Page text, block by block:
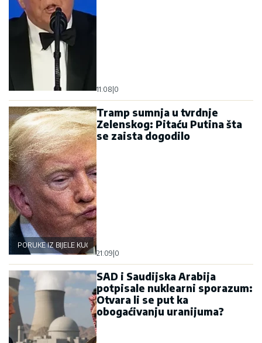
11:08 0
PORUKE IZ BIJELE KUĆE
Tramp sumnja u tvrdnje
Zelenskog: Pitaću Putina šta
se zaista dogodilo
21:09 0
SAD i Saudijska Arabija
potpisale nuklearni sporazum:
Otvara li se put ka
obogaćivanju uranijuma?